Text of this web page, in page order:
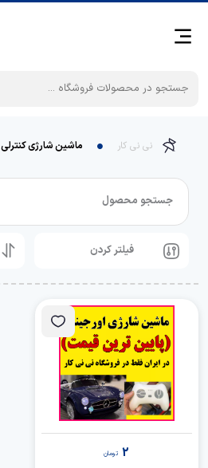
نی نی کار ماشین شارژی کنترلی
جستجو محصول
فیلتر کردن
2 تومان